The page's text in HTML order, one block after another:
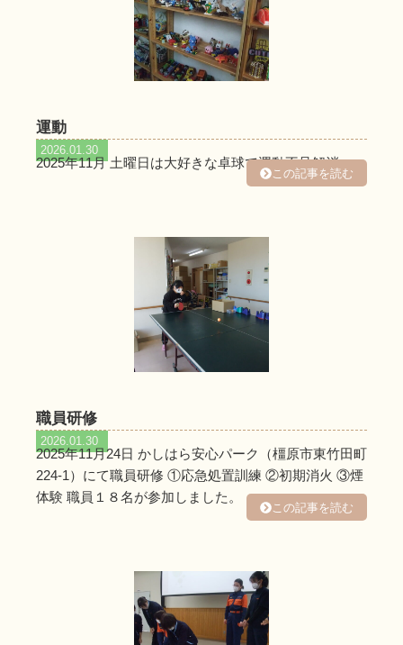
運動
2026.01.30
2025年11月 土曜日は大好きな卓球で運動不足解消。…
この記事を読む
職員研修
2026.01.30
2025年11月24日 かしはら安心パーク（橿原市東竹田町
224-1）にて職員研修 ①応急処置訓練 ②初期消火 ③煙
体験 職員１８名が参加しました。 …
この記事を読む